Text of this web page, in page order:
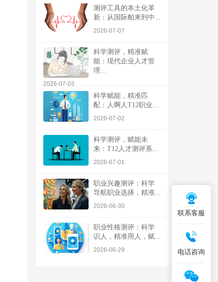
测评工具的本土化革
新：从国际舶来到中...
2026-07-07
科学测评，精准赋
能：现代企业人才管
理...
2026-07-03
科学赋能，精准匹
配：人啊人T12职业...
2026-07-02
科学测评，赋能未
来：T12人才测评系...
2026-07-01
职业兴趣测评：科学
导航职业选择，精准...
2026-06-30
职业性格测评：科学
识人，精准用人，赋...
2026-06-29
联系客服
电话咨询